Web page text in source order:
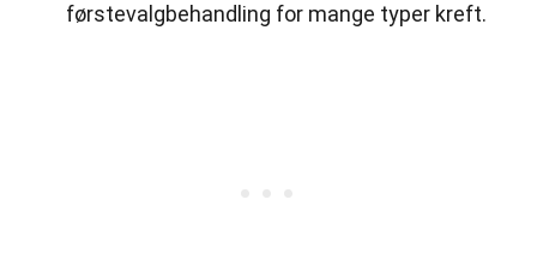
førstevalgbehandling for mange typer kreft.